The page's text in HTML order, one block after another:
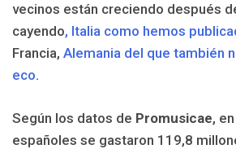
vecinos están creciendo después
cayendo, Italia como hemos
Francia, Alemania del que también
eco.
Según los datos de Promusicae,
españoles se gastaron 119,8